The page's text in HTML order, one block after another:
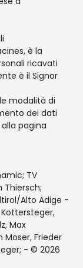
è la
ricavati
è il Signor
modalità di
dei dati
pagina
TV
Thiersch;
Alto Adige -
Max
Moser, Frieder
- © 2026